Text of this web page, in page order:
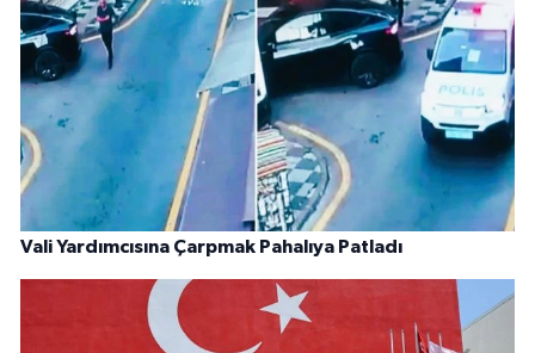
Vali Yardımcısına Çarpmak Pahalıya Patladı